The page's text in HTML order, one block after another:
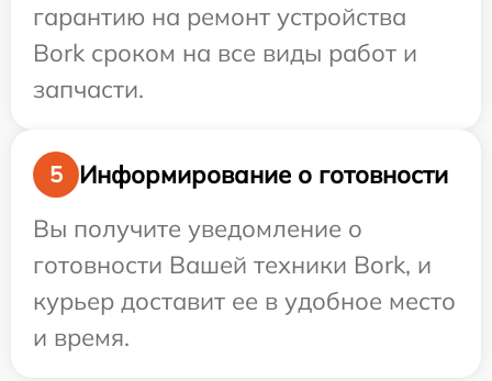
гарантию на ремонт устройства
Bork сроком на все виды работ и
запчасти.
5
Информирование о готовности
Вы получите уведомление о
готовности Вашей техники Bork, и
курьер доставит ее в удобное место
и время.